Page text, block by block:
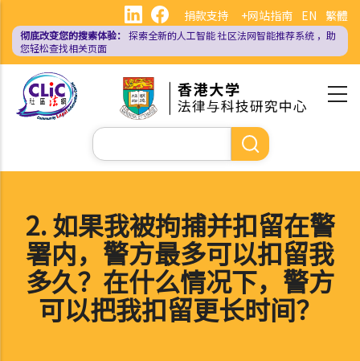
主
EN 繁體
捐款支持 +网站指南
彻底改变您的搜索体验： 探索全新的人工智能社区法网智能推荐系统 ，助
您轻松查找相关页面
搜
索
2. 如果我被拘捕并扣留在警
署内，警方最多可以扣留我
多久？在什么情况下，警方
可以把我扣留更长时间？